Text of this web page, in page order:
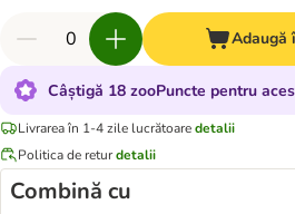
Adaugă
Câștigă 18 zooPuncte pentru
Livrarea în 1-4 zile lucrătoaredetalii
Politica de returdetalii
Combină cu